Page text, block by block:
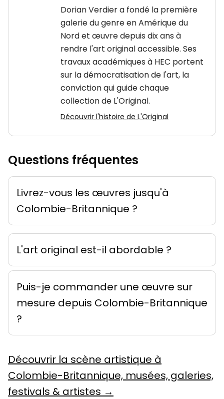
Dorian Verdier a fondé la première
galerie du genre en Amérique du
Nord et œuvre depuis dix ans à
rendre l'art original accessible. Ses
travaux académiques à HEC portent
sur la démocratisation de l'art, la
conviction qui guide chaque
collection de L'Original.
Découvrir l'histoire de L'Original
Questions fréquentes
Livrez-vous les œuvres jusqu'à
Colombie-Britannique ?
L'art original est-il abordable ?
Puis-je commander une œuvre sur
mesure depuis Colombie-Britannique
?
Découvrir la scène artistique à
Colombie-Britannique, musées, galeries,
festivals & artistes →